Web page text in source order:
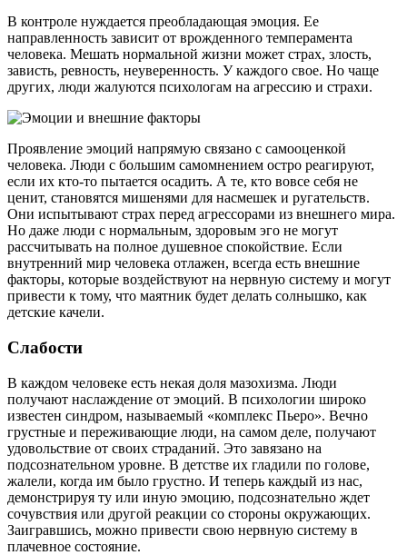
В контроле нуждается преобладающая эмоция. Ее
направленность зависит от врожденного темперамента
человека. Мешать нормальной жизни может страх, злость,
зависть, ревность, неуверенность. У каждого свое. Но чаще
других, люди жалуются психологам на агрессию и страхи.
Проявление эмоций напрямую связано с самооценкой
человека. Люди с большим самомнением остро реагируют,
если их кто-то пытается осадить. А те, кто вовсе себя не
ценит, становятся мишенями для насмешек и ругательств.
Они испытывают страх перед агрессорами из внешнего мира.
Но даже люди с нормальным, здоровым эго не могут
рассчитывать на полное душевное спокойствие. Если
внутренний мир человека отлажен, всегда есть внешние
факторы, которые воздействуют на нервную систему и могут
привести к тому, что маятник будет делать солнышко, как
детские качели.
Слабости
В каждом человеке есть некая доля мазохизма. Люди
получают наслаждение от эмоций. В психологии широко
известен синдром, называемый «комплекс Пьеро». Вечно
грустные и переживающие люди, на самом деле, получают
удовольствие от своих страданий. Это завязано на
подсознательном уровне. В детстве их гладили по голове,
жалели, когда им было грустно. И теперь каждый из нас,
демонстрируя ту или иную эмоцию, подсознательно ждет
сочувствия или другой реакции со стороны окружающих.
Заигравшись, можно привести свою нервную систему в
плачевное состояние.